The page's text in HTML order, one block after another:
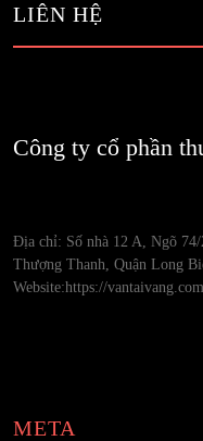
LIÊN HỆ
Công ty cổ phần
Địa chỉ: Số nhà 12 A, Ngõ
Thượng Thanh, Quận Long
Website:https://
META